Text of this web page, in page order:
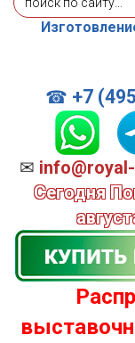
☎ +7
✉
Сегодня